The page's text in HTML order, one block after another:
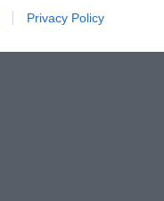
Privacy Policy